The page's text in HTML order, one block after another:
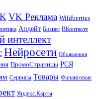
VK Реклама Wildberries
Апдейт Бизнес ВКонтакте
интеллект
Нейросети Объявления
ПромоСтраницы РСЯ
Сервисы Товары Финансовые
Яндекс.Карты